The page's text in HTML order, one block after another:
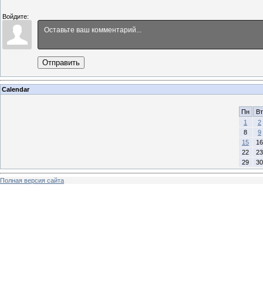
Войдите:
Отправить
Calendar
Пн
Вт
1
2
8
9
15
16
22
23
29
30
Полная версия сайта